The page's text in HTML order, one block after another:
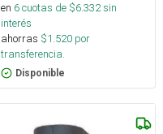
en 6cuotas de $6.332sin
interés
ahorras $1.520 por
transferencia.
Disponible